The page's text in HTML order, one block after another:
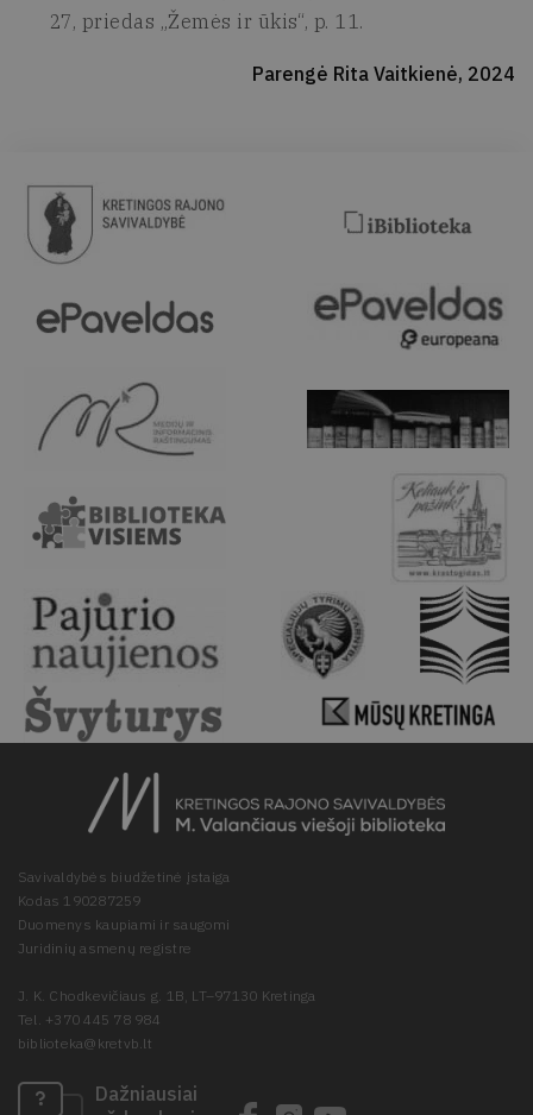
27, priedas „Žemės ir ūkis“, p. 11.
Parengė Rita Vaitkienė, 2024
Savivaldybės biudžetinė įstaiga
Kodas 190287259
Duomenys kaupiami ir saugomi
Juridinių asmenų registre
J. K. Chodkevičiaus g. 1B, LT–97130 Kretinga
Tel. +370 445 78 984
biblioteka@kretvb.lt
Dažniausiai